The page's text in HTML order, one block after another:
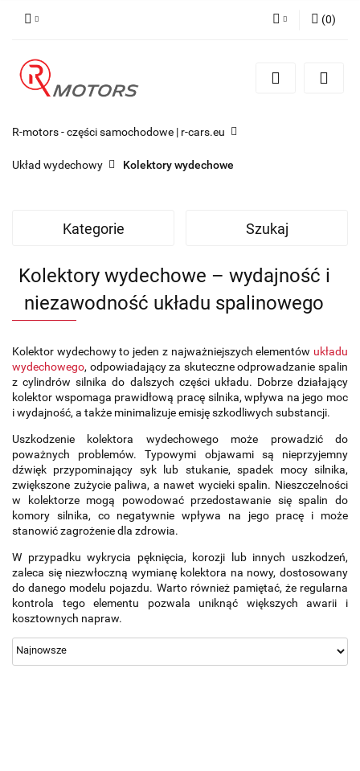
Zarejestruj się
(0)
R-motors - części samochodowe | r-cars.eu
Układ wydechowy Kolektory wydechowe
Kategorie Szukaj
Kolektory wydechowe – wydajność i
niezawodność układu spalinowego
Kolektor wydechowy to jeden z najważniejszych elementów układu
wydechowego, odpowiadający za skuteczne odprowadzanie spalin
z cylindrów silnika do dalszych części układu. Dobrze działający
kolektor wspomaga prawidłową pracę silnika, wpływa na jego moc
i wydajność, a także minimalizuje emisję szkodliwych substancji.
Uszkodzenie kolektora wydechowego może prowadzić do
poważnych problemów. Typowymi objawami są nieprzyjemny
dźwięk przypominający syk lub stukanie, spadek mocy silnika,
zwiększone zużycie paliwa, a nawet wycieki spalin. Nieszczelności
w kolektorze mogą powodować przedostawanie się spalin do
komory silnika, co negatywnie wpływa na jego pracę i może
stanowić zagrożenie dla zdrowia.
W przypadku wykrycia pęknięcia, korozji lub innych uszkodzeń,
zaleca się niezwłoczną wymianę kolektora na nowy, dostosowany
do danego modelu pojazdu. Warto również pamiętać, że regularna
kontrola tego elementu pozwala uniknąć większych awarii i
kosztownych napraw.